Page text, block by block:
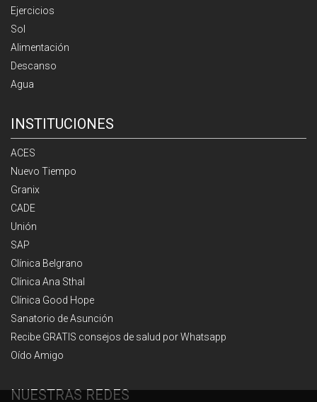
Ejercicios
Sol
Alimentación
Descanso
Agua
INSTITUCIONES
ACES
Nuevo Tiempo
Granix
CADE
Unión
SAP
Clínica Belgrano
Clínica Ana Sthal
Clínica Good Hope
Sanatorio de Asunción
Recibe GRATIS consejos de salud por Whatsapp
Oído Amigo
NUESTRAS REDES